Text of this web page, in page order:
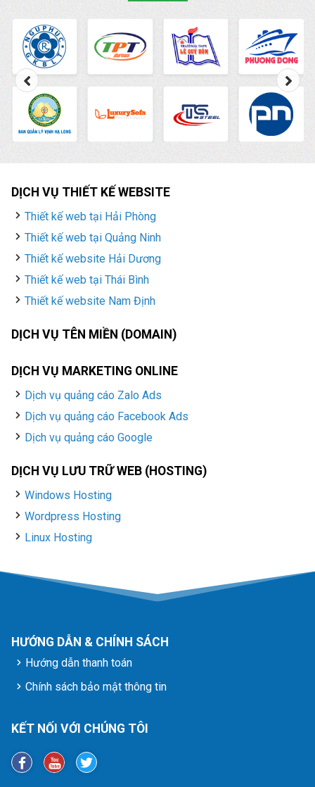
hiệu quả.
DỊCH VỤ THIẾT KẾ WEBSITE
Thiết kế web tại Hải Phòng
Thiết kế web tại Quảng Ninh
Thiết kế website Hải Dương
Thiết kế web tại Thái Bình
Thiết kế website Nam Định
DỊCH VỤ TÊN MIỀN (DOMAIN)
DỊCH VỤ MARKETING ONLINE
Dịch vụ quảng cáo Zalo Ads
Dịch vụ quảng cáo Facebook Ads
Dịch vụ quảng cáo Google
DỊCH VỤ LƯU TRỮ WEB (HOSTING)
Windows Hosting
Wordpress Hosting
Linux Hosting
HƯỚNG DẪN & CHÍNH SÁCH
Hướng dẫn thanh toán
Chính sách bảo mật thông tin
KẾT NỐI VỚI CHÚNG TÔI